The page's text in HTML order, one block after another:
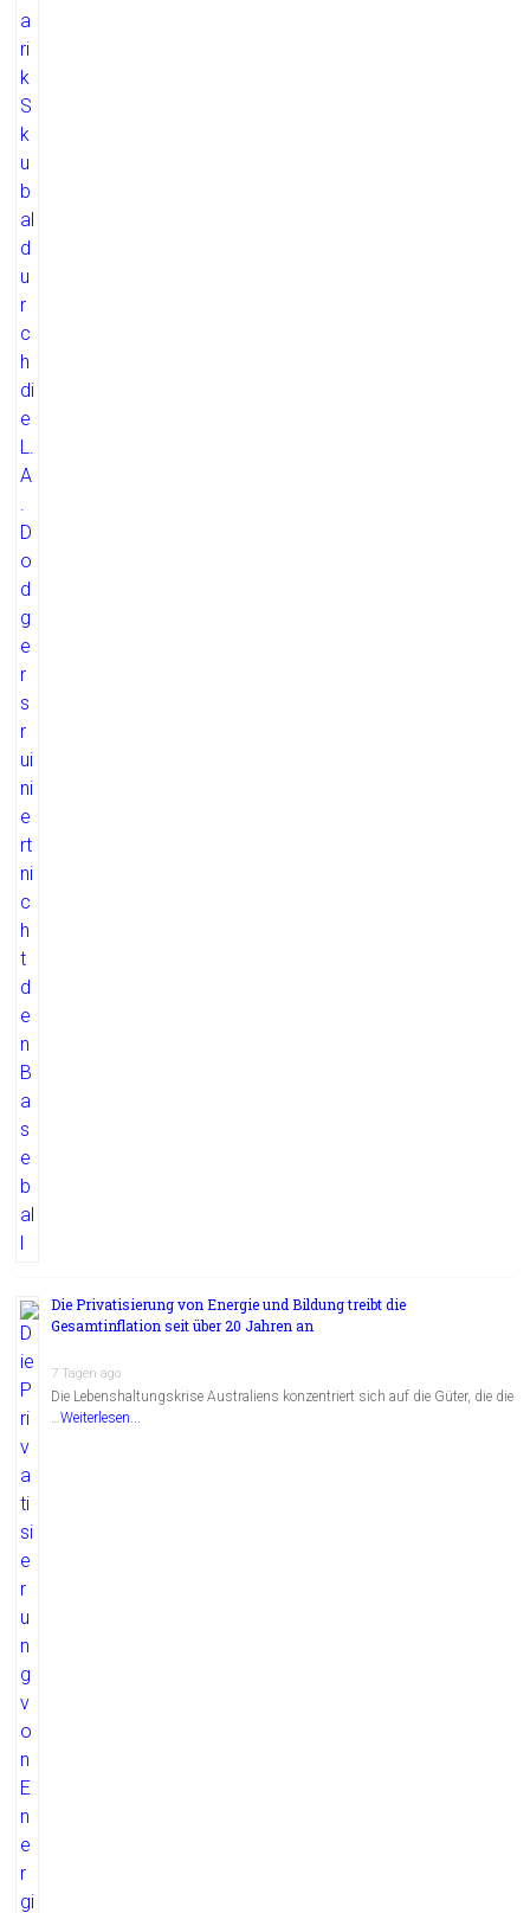
Die Privatisierung von Energie und Bildung treibt die
Gesamtinflation seit über 20 Jahren an
7 Tagen ago
Die Lebenshaltungskrise Australiens konzentriert sich auf die Güter, die die
…Weiterlesen...